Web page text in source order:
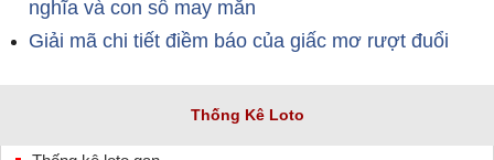
nghĩa và con số may mắn
Giải mã chi tiết điềm báo của giấc mơ rượt đuổi
Thống Kê Loto